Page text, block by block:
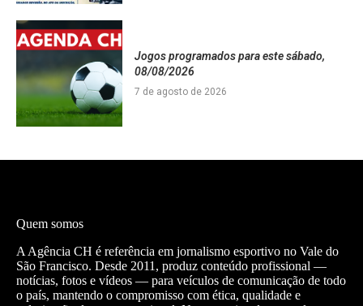
Jogos programados para este sábado,
08/08/2026
7 de agosto de 2026
Quem somos
A Agência CH é referência em jornalismo esportivo no Vale do
São Francisco. Desde 2011, produz conteúdo profissional —
notícias, fotos e vídeos — para veículos de comunicação de todo
o país, mantendo o compromisso com ética, qualidade e